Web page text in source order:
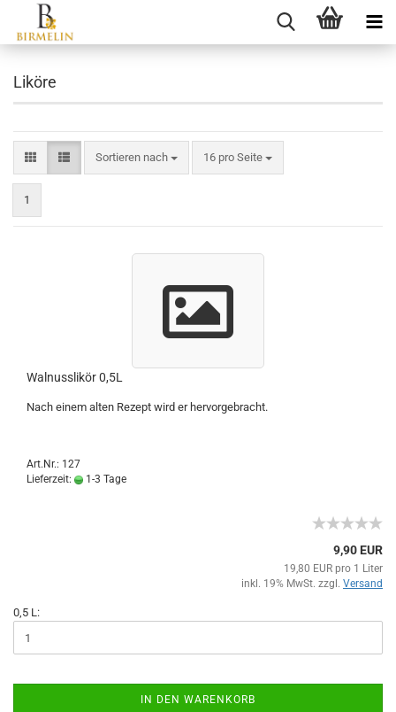
Liköre
Sortieren nach 16 pro Seite
1
Walnusslikör 0,5L
Nach einem alten Rezept wird er hervorgebracht.
Art.Nr.: 127
Lieferzeit:
1-3 Tage
9,90 EUR
19,80 EUR pro 1 Liter
inkl. 19% MwSt. zzgl. Versand
0,5 L:
IN DEN WARENKORB